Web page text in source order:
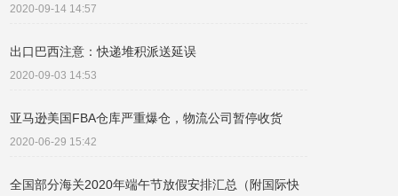
2020-09-14 14:57
出口巴西注意：快递堆积派送延误
2020-09-03 14:53
亚马逊美国FBA仓库严重爆仓，物流公司暂停收货
2020-06-29 15:42
全国部分海关2020年端午节放假安排汇总（附国际快